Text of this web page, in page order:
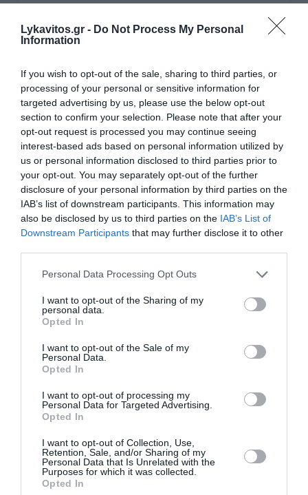
Lykavitos.gr - Do Not Process My Personal
Information
If you wish to opt-out of the sale, sharing to third parties, or
processing of your personal or sensitive information for
targeted advertising by us, please use the below opt-out
section to confirm your selection. Please note that after your
opt-out request is processed you may continue seeing
interest-based ads based on personal information utilized by
us or personal information disclosed to third parties prior to
your opt-out. You may separately opt-out of the further
disclosure of your personal information by third parties on the
IAB’s list of downstream participants. This information may
also be disclosed by us to third parties on the IAB’s List of
Downstream Participants that may further disclose it to other
Please note that this website/app uses one or more Google
not limited to your visit or usage behaviour. You may click to
grant or deny consent to Google and its third-party tags to
use your data for below specified purposes in below Google
consent section.
Personal Data Processing Opt Outs
I want to opt-out of the Sharing of my
personal data.
Opted In
I want to opt-out of the Sale of my
Personal Data.
Opted In
I want to opt-out of processing my
Personal Data for Targeted Advertising.
Opted In
I want to opt-out of Collection, Use,
Retention, Sale, and/or Sharing of my
Personal Data that Is Unrelated with the
Purposes for which it was collected.
Opted In
Παρέμβαση Γεωργιάδη για την επίθεση σε νοσηλεύτρια
στον Ερυθρό Σταυρό: «Κάτω τα χέρια από το προσωπικό
του ΕΣΥ»
15χρονος κατήγγειλε 17χρονο για κατ' εξακολούθηση
βιασμό και εκβιασμό με βίντεο - Τι υποστήριξε στις Αρχές
Κοντογεώργης: «Η ΔΕΘ θα είναι προεκλογική, αλλά όχι
παροχολογική» - Τι είπε για τη 13η σύνταξη
Παρέμβαση της ΥΠΑ για το ελικόπτερο που «πάρκαρε»
στο Σαρακήνικο Μήλου
Θεσσαλονίκη: Διευρυμένο ωράριο για επίσκεψη στον
Ο Νετανιάχου απορρίπτει το ειρηνευτικό σχέδιο των ΗΠΑ
για τη Γάζα και ζητά τον αφοπλισμό της Χαμάς
Χακάν Φιντάν: Η λύση των δύο κρατών αποτελεί την
ιδανική επιλογή για την Κύπρο
Φωτιά σε χαμηλή βλάστηση στο Κορωπί Αττικής - Ήχησε
το 112, επιχειρούν εναέρια μέσα
Κλείνει τα 88 του χρόνια ο Ότο Ρεχάγκελ: Η ανάρτηση και
οι θερμές ευχές από την Εθνική Ελλάδος
Μοτζταμπά Χαμενεΐ: Στη δημοσιότητα το πρώτο βίντεο